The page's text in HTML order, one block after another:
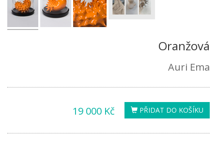
Oranžová
Auri Ema
PŘIDAT DO KOŠÍKU
19 000 Kč